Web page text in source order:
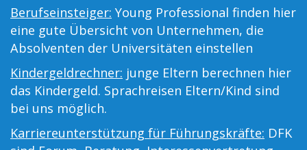
Berufseinsteiger: Young Professional finden hier
eine gute Übersicht von Unternehmen, die
Absolventen der Universitäten einstellen
Kindergeldrechner: junge Eltern berechnen hier
das Kindergeld. Sprachreisen Eltern/Kind sind
bei uns möglich.
Karriereunterstützung für Führungskräfte: DFK